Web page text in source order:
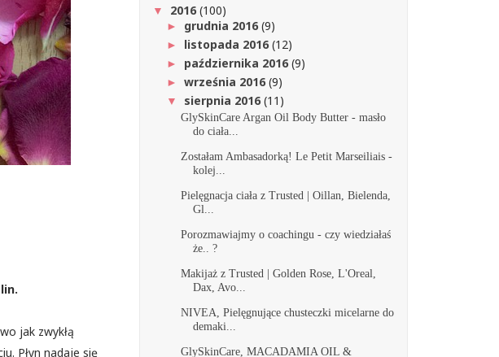
jak zwykłą
Płyn nadaje się
▼ 2016(100)
► grudnia 2016(9)
► listopada 2016(12)
► października 2016(9)
► września 2016(9)
▼ sierpnia 2016(11)
GlySkinCare Argan Oil Body Butter - masło
do ciała...
Zostałam Ambasadorką! Le Petit Marseiliais -
kolej...
Pielęgnacja ciała z Trusted | Oillan, Bielenda,
Gl...
Porozmawiajmy o coachingu - czy wiedziałaś
że.. ?
Makijaż z Trusted | Golden Rose, L'Oreal,
Dax, Avo...
NIVEA, Pielęgnujące chusteczki micelarne do
demaki...
GlySkinCare, MACADAMIA OIL &